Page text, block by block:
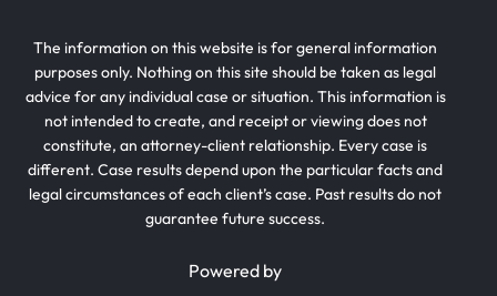
The information on this website is for general information
purposes only. Nothing on this site should be taken as legal
advice for any individual case or situation. This information is
not intended to create, and receipt or viewing does not
constitute, an attorney-client relationship. Every case is
different. Case results depend upon the particular facts and
legal circumstances of each client’s case. Past results do not
guarantee future success.
Powered by